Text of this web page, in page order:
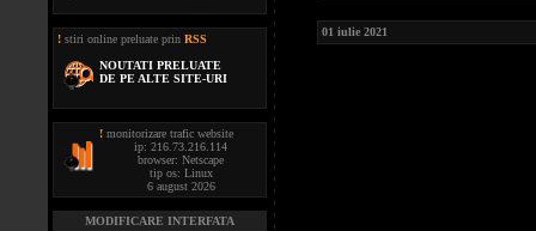
! stiri online preluate prin RSS
NOUTATI PRELUATE
DE PE ALTE SITE-URI
! monitorizare trafic website
ip: 216.73.216.114
browser: Netscape
tip os: Linux
6 august 2026
MODIFICARE INTERFATA
01 iulie 2021